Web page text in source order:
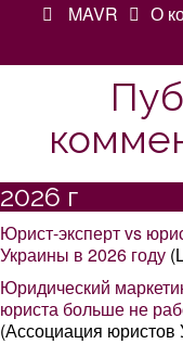
MAVR О
2026 г
Юрист-эксперт vs
Украины в 2026 году
Юридический
юриста больше не
(Ассоциация юристов